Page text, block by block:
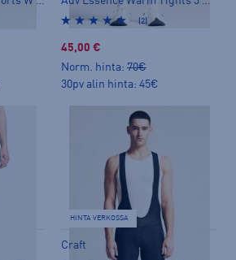
(2)
45,00 €
Norm. hinta: 70€
30pv alin hinta: 45€
HINTA VERKOSSA
Craft